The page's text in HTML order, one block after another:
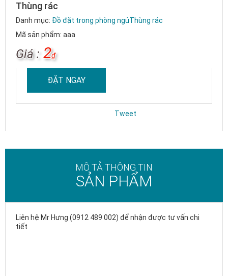
Thùng rác
Danh mục: Đồ đặt trong phòng ngủThùng rác
Mã sản phẩm: aaa
Giá : 2₫
ĐẶT NGAY
Tweet
MÔ TẢ THÔNG TIN
SẢN PHẨM
Liên hệ Mr Hưng (0912 489 002) để nhận được tư vấn chi
tiết